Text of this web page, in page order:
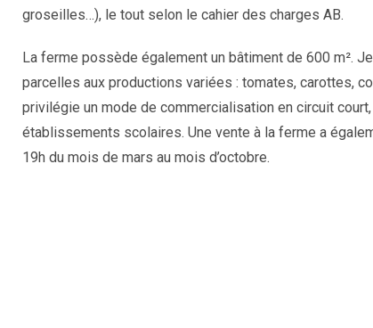
groseilles…), le tout selon le cahier des charges AB.
La ferme possède également un bâtiment de 600 m².
parcelles aux productions variées : tomates, carottes,
privilégie un mode de commercialisation en circuit
établissements scolaires. Une vente à la ferme a
19h du mois de mars au mois d’octobre.